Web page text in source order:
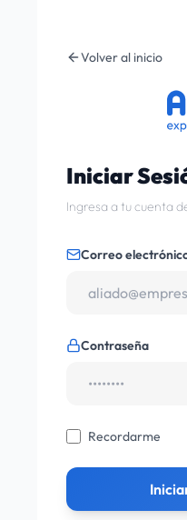
Volver al inicio
Iniciar
Ingresa a tu cuenta
Correo
Contraseña
Recordarme